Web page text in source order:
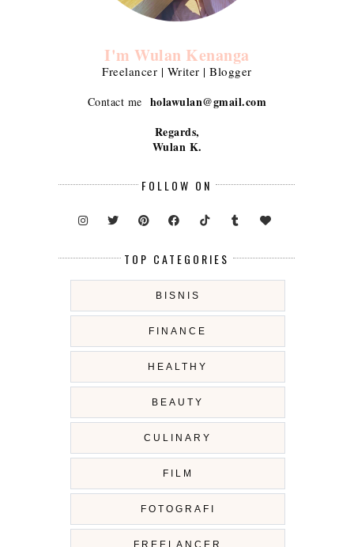
I'm Wulan Kenanga
Freelancer | Writer | Blogger
Contact me holawulan@gmail.com
Regards,
Wulan K.
FOLLOW ON
TOP CATEGORIES
BISNIS
FINANCE
HEALTHY
BEAUTY
CULINARY
FILM
FOTOGRAFI